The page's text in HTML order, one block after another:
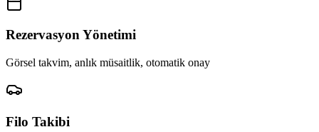
Rezervasyon Yönetimi
Görsel takvim, anlık müsaitlik, otomatik onay
Filo Takibi